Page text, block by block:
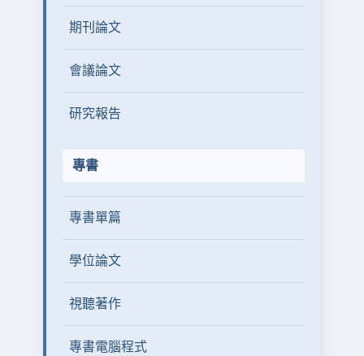
期刊論文
會議論文
研究報告
專書
專書單篇
學位論文
視聽著作
專書電腦程式